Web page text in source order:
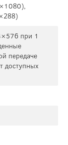
при 1
передаче
доступных